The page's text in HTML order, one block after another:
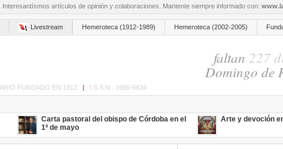
artículos de opinión y colaboraciones. Mantente siempre informado con:
Livestream Hemeroteca (1912-1989) Hemeroteca (2002-2005)
faltan 227
Domingo de
FUNDADO EN 1912 | I.S.S.N.: 1695-6834
Carta pastoral del obispo de Córdoba en el
1º de mayo
Arte y devoción